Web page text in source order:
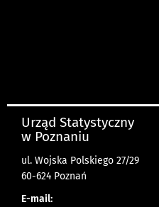
Urząd Statystyczny
w Poznaniu
ul. Wojska Polskiego 27/29
60-624 Poznań
E-mail: